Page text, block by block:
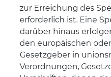
zur Erreichung des
erforderlich ist. Eine
darüber hinaus
den europäischen
Gesetzgeber in
Verordnungen,